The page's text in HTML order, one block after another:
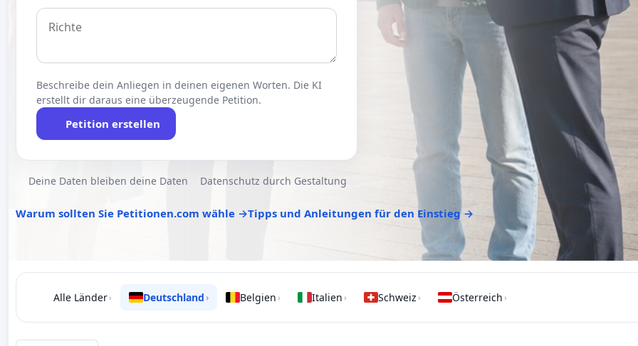
Beschreibe dein Anliegen in deinen eigenen Worten. Die KI
erstellt dir daraus eine überzeugende Petition.
Petition erstellen
Deine Daten bleiben deine Daten Datenschutz durch Gestaltung
Warum sollten Sie Petitionen.com wähle →Tipps und Anleitungen für den Einstieg →
Alle Länder› Deutschland › Belgien › Italien › Schweiz › Österreich ›